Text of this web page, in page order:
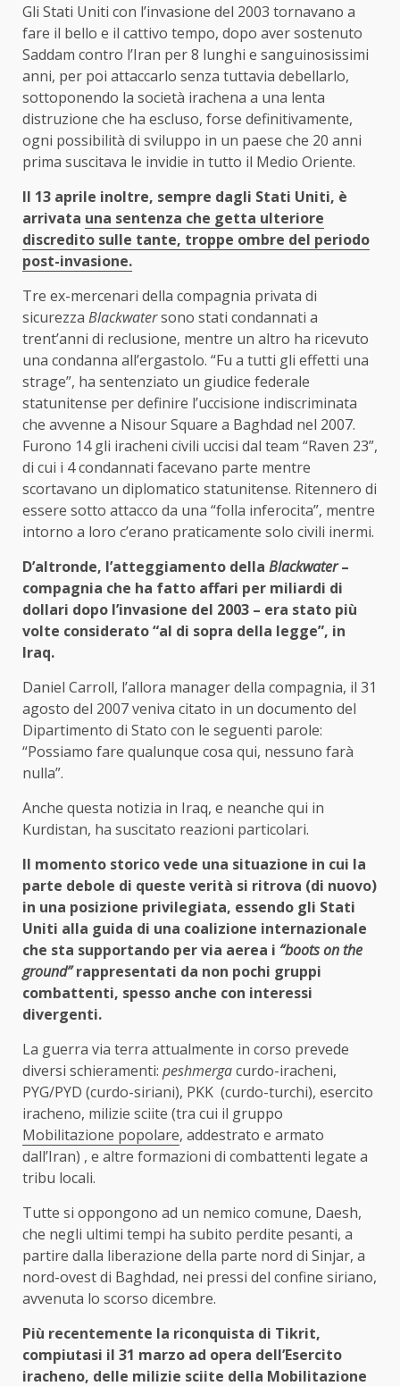
Gli Stati Uniti con l’invasione del 2003 tornavano a
fare il bello e il cattivo tempo, dopo aver sostenuto
Saddam contro l’Iran per 8 lunghi e sanguinosissimi
anni, per poi attaccarlo senza tuttavia debellarlo,
sottoponendo la società irachena a una lenta
distruzione che ha escluso, forse definitivamente,
ogni possibilità di sviluppo in un paese che 20 anni
prima suscitava le invidie in tutto il Medio Oriente.
Il 13 aprile inoltre, sempre dagli Stati Uniti, è
arrivata una sentenza che getta ulteriore
discredito sulle tante, troppe ombre del periodo
post-invasione.
Tre ex-mercenari della compagnia privata di
sicurezza Blackwatersono stati condannati a
trent’anni di reclusione, mentre un altro ha ricevuto
una condanna all’ergastolo. “Fu a tutti gli effetti una
strage”, ha sentenziato un giudice federale
statunitense per definire l’uccisione indiscriminata
che avvenne a Nisour Square a Baghdad nel 2007.
Furono 14 gli iracheni civili uccisi dal team “Raven 23”,
di cui i 4 condannati facevano parte mentre
scortavano un diplomatico statunitense. Ritennero di
essere sotto attacco da una “folla inferocita”, mentre
intorno a loro c’erano praticamente solo civili inermi.
D’altronde, l’atteggiamento della Blackwater–
compagnia che ha fatto affari per miliardi di
dollari dopo l’invasione del 2003 – era stato più
volte considerato “al di sopra della legge”, in
Iraq.
Daniel Carroll, l’allora manager della compagnia, il 31
agosto del 2007 veniva citato in un documento del
Dipartimento di Stato con le seguenti parole:
“Possiamo fare qualunque cosa qui, nessuno farà
nulla”.
Anche questa notizia in Iraq, e neanche qui in
Kurdistan, ha suscitato reazioni particolari.
Il momento storico vede una situazione in cui la
parte debole di queste verità si ritrova (di nuovo)
in una posizione privilegiata, essendo gli Stati
Uniti alla guida di una coalizione internazionale
che sta supportando per via aerea i “boots on the
ground”rappresentati da non pochi gruppi
combattenti, spesso anche con interessi
divergenti.
La guerra via terra attualmente in corso prevede
diversi schieramenti: peshmergacurdo-iracheni,
PYG/PYD (curdo-siriani), PKK (curdo-turchi), esercito
iracheno, milizie sciite (tra cui il gruppo
Mobilitazione popolare, addestrato e armato
dall’Iran) , e altre formazioni di combattenti legate a
tribu locali.
Tutte si oppongono ad un nemico comune, Daesh,
che negli ultimi tempi ha subito perdite pesanti, a
partire dalla liberazione della parte nord di Sinjar, a
nord-ovest di Baghdad, nei pressi del confine siriano,
avvenuta lo scorso dicembre.
Più recentemente la riconquista di Tikrit,
compiutasi il 31 marzo ad opera dell’Esercito
iracheno, delle milizie sciite della Mobilitazione